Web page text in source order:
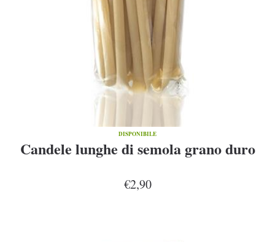
DISPONIBILE
Candele lunghe di semola grano duro
€2,90